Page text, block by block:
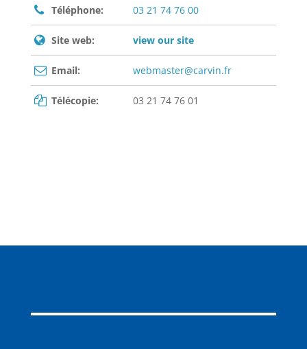
Téléphone: 03 21 74 76 00
Site web: view our site
Email: webmaster@carvin.fr
Télécopie: 03 21 74 76 01